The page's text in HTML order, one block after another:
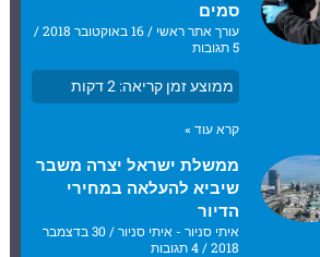
סמים
עורך אתר ראשי 16 באוקטובר 2018
5 תגובות
ממוצע זמן קריאה: 2דקות
קרא עוד »
ממשלת ישראל יצרה משבר
שיביא להעלאה במחירי
הדיור
איתי סניור - איתי סניור
30 בדצמבר
2018 4 תגובות